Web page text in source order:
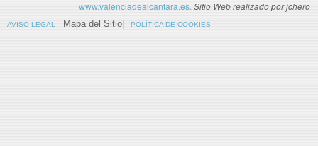
www.valenciadealcantara.es. Sitio Web realizado por jchero
AVISO LEGAL Mapa del Sitio POLÍTICA DE COOKIES